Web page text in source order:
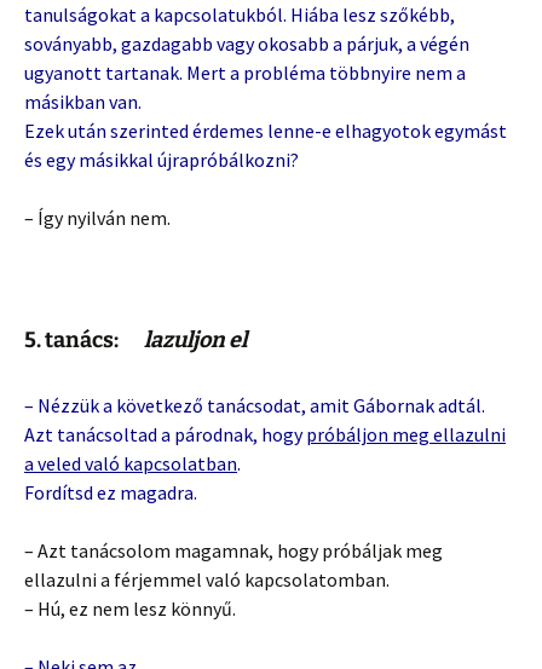
tanulságokat a kapcsolatukból. Hiába lesz szőkébb,
soványabb, gazdagabb vagy okosabb a párjuk, a végén
ugyanott tartanak. Mert a probléma többnyire nem a
másikban van.
Ezek után szerinted érdemes lenne-e elhagyotok egymást
és egy másikkal újrapróbálkozni?
– Így nyilván nem.
5. tanács: lazuljon el
– Nézzük a következő tanácsodat, amit Gábornak adtál.
Azt tanácsoltad a párodnak, hogypróbáljon meg ellazulni
a veled való kapcsolatban.
Fordítsd ez magadra.
– Azt tanácsolom magamnak, hogy próbáljak meg
ellazulni a férjemmel való kapcsolatomban.
– Hú, ez nem lesz könnyű.